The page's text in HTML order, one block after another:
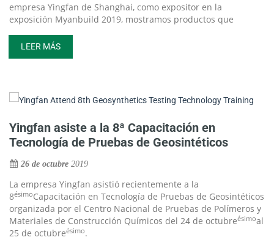
empresa Yingfan de Shanghai, como expositor en la
exposición Myanbuild 2019, mostramos productos que
geotextil, manta de bentonita, geocompuestos, malla de
geomalla, etc., además de nuestros servicios de instalación.
LEER MÁS
Yingfan asiste a la 8ª Capacitación en
Tecnología de Pruebas de Geosintéticos
26 de octubre 2019
La empresa Yingfan asistió recientemente a la
8ésimoCapacitación en Tecnología de Pruebas de Geosintéticos
organizada por el Centro Nacional de Pruebas de Polímeros y
Materiales de Construcción Químicos del 24 de octubreésimoal
25 de octubreésimo.